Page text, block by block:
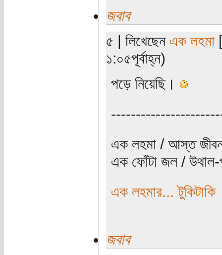
জবাব
৫ | লিখেছেন এক লহমা
১:০৫পূর্বাহ্ন)
পড়ে নিয়েছি।
এক লহমা / আস্ত
এক ফোঁটা জল /
এক লহমার... টুকিটাকি
জবাব